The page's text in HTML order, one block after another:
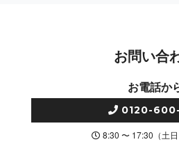
お問い合
お電話か
0120-
8:30 〜 17:30（土日